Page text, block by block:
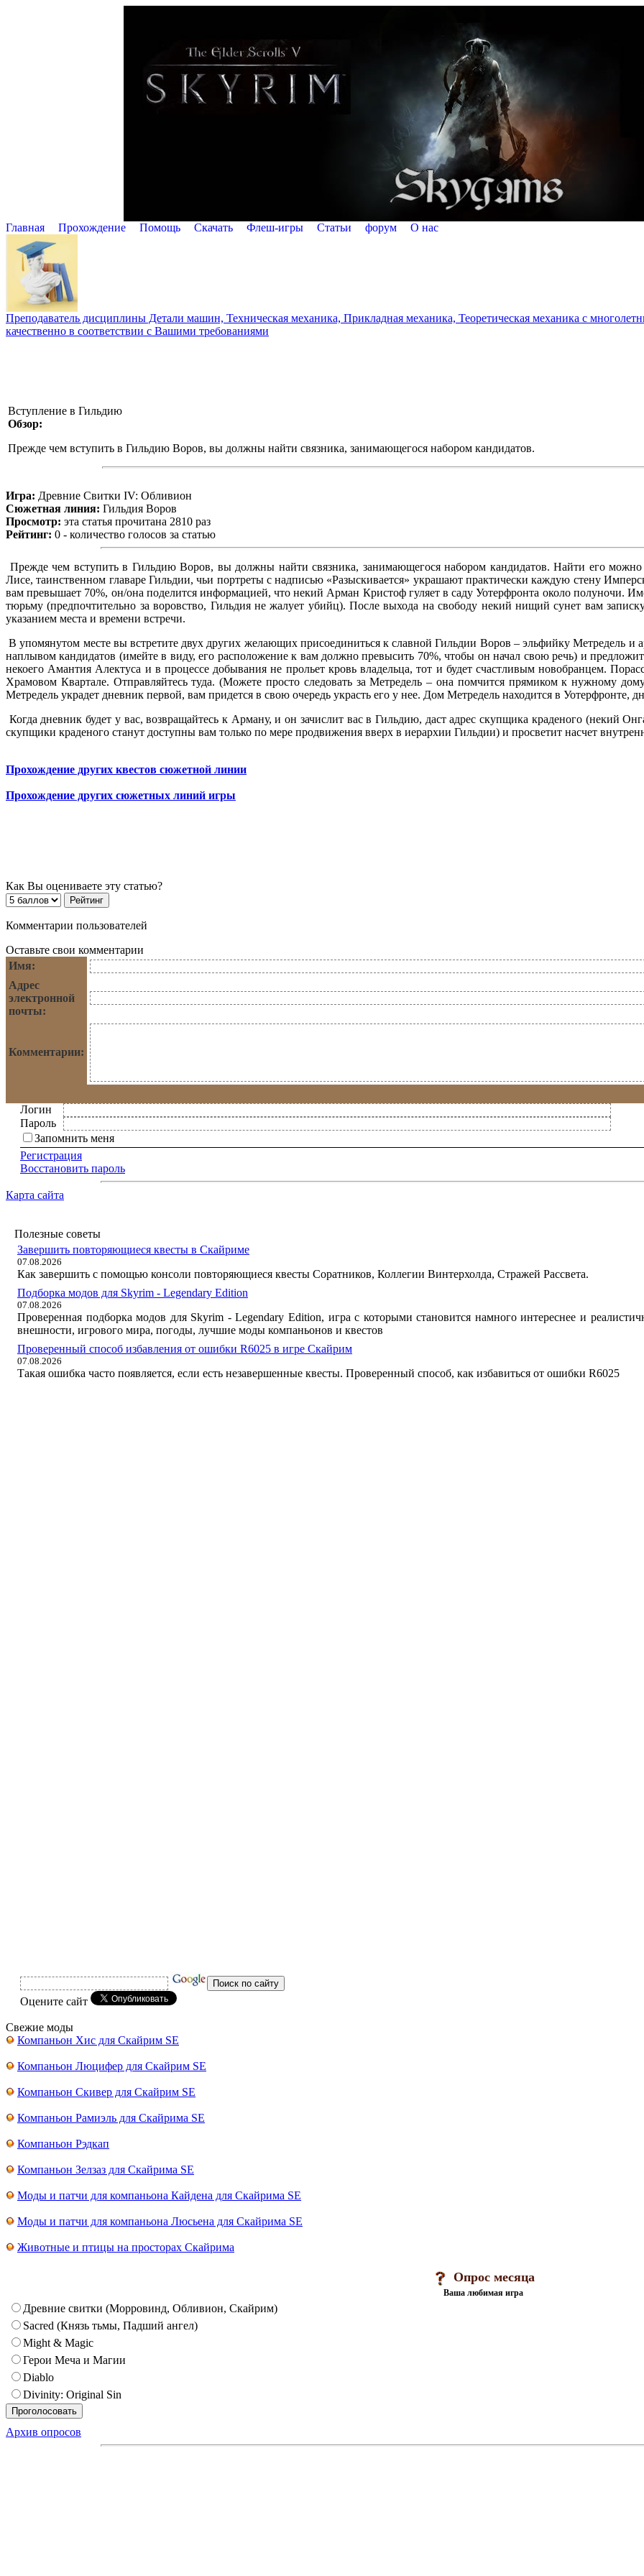
Главная Прохождение Помощь Cкачать Флеш-игры Статьи форум О нас
Преподаватель дисциплины Детали машин, Техническая механика, Прикладная механика, Теоретическая механика с
качественно в соответствии с Вашими требованиями
Вступление в Гильдию
Обзор:
Прежде чем вступить в Гильдию Воров, вы должны найти связника, занимающегося набором кандидатов.
Игра: Древние Свитки IV: Обливион
Сюжетная линия: Гильдия Воров
Просмотр: эта статья прочитана 2810 раз
Рейтинг: 0 - количество голосов за статью
Прежде чем вступить в Гильдию Воров, вы должны найти связника, занимающегося набором кандидатов. Найти его
Лисе, таинственном главаре Гильдии, чьи портреты с надписью «Разыскивается» украшают практически каждую стену
вам превышает 70%, он/она поделится информацией, что некий Арман Кристоф гуляет в саду Уотерфронта около полуночи.
тюрьму (предпочтительно за воровство, Гильдия не жалует убийц). После выхода на свободу некий нищий сунет вам
указанием места и времени встречи.
В упомянутом месте вы встретите двух других желающих присоединиться к славной Гильдии Воров – эльфийку Метредель
наплывом кандидатов (имейте в виду, его расположение к вам должно превысить 70%, чтобы он начал свою речь) и
некоего Амантия Алектуса и в процессе добывания не прольет кровь владельца, тот и будет счастливым новобранцем.
Храмовом Квартале. Отправляйтесь туда. (Можете просто следовать за Метредель – она помчится прямиком к нужному
Метредель украдет дневник первой, вам придется в свою очередь украсть его у нее. Дом Метредель находится в Уотерфронте,
Когда дневник будет у вас, возвращайтесь к Арману, и он зачислит вас в Гильдию, даст адрес скупщика краденого (некий
скупщики краденого станут доступны вам только по мере продвижения вверх в иерархии Гильдии) и просветит насчет
Прохождение других квестов сюжетной линии
Прохождение других сюжетных линий игры
Как Вы оцениваете эту статью?
Комментарии пользователей
Оставьте свои комментарии
Имя:
Адрес
электронной
почты:
Комментарии:
Логин
Пароль
Запомнить меня
Регистрация
Восстановить пароль
Карта сайта
Полезные советы
Завершить повторяющиеся квесты в Скайриме
07.08.2026
Как завершить с помощью консоли повторяющиеся квесты Соратников, Коллегии Винтерхолда, Стражей Рассвета.
Подборка модов для Skyrim - Legendary Edition
07.08.2026
Проверенная подборка модов для Skyrim - Legendary Edition, игра с которыми становится намного интереснее и
внешности, игрового мира, погоды, лучшие моды компаньонов и квестов
Проверенный способ избавления от ошибки R6025 в игре Скайрим
07.08.2026
Такая ошибка часто появляется, если есть незавершенные квесты. Проверенный способ, как избавиться от ошибки R6025
Оцените сайт
Свежие моды
Компаньон Хис для Скайрим SE
Компаньон Люцифер для Скайрим SE
Компаньон Скивер для Скайрим SE
Компаньон Рамиэль для Скайрима SE
Компаньон Рэдкап
Компаньон Зелзаз для Скайрима SE
Моды и патчи для компаньона Кайдена для Скайрима SE
Моды и патчи для компаньона Люсьена для Скайрима SE
Животные и птицы на просторах Скайрима
Опрос месяца
Ваша любимая игра
Древние свитки (Морровинд, Обливион, Скайрим)
Sacred (Князь тьмы, Падший ангел)
Might & Magic
Герои Меча и Магии
Diablo
Divinity: Original Sin
Архив опросов